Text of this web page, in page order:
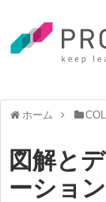
ホーム
図解と
ーショ